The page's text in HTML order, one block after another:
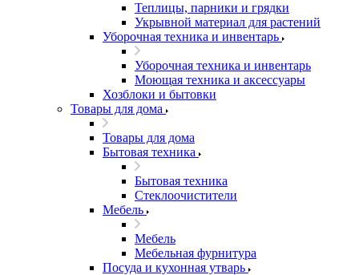
Теплицы, парники и грядки
Укрывной материал для растений
Уборочная техника и инвентарь
Уборочная техника и инвентарь
Моющая техника и аксессуары
Хозблоки и бытовки
Товары для дома
Товары для дома
Бытовая техника
Бытовая техника
Стеклоочистители
Мебель
Мебель
Мебельная фурнитура
Посуда и кухонная утварь